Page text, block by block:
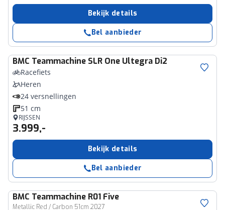
Bekijk details
Bel aanbieder
BMC Teammachine SLR One Ultegra Di2
Racefiets
Heren
24 versnellingen
51 cm
RIJSSEN
3.999,-
Bekijk details
Bel aanbieder
BMC Teammachine R01 Five
Metallic Red / Carbon 51cm 2027